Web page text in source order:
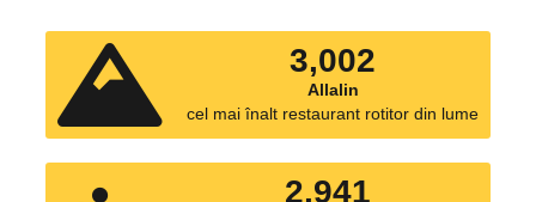
3,500
Allalin
cel mai înalt restaurant rotitor din lume
3,454